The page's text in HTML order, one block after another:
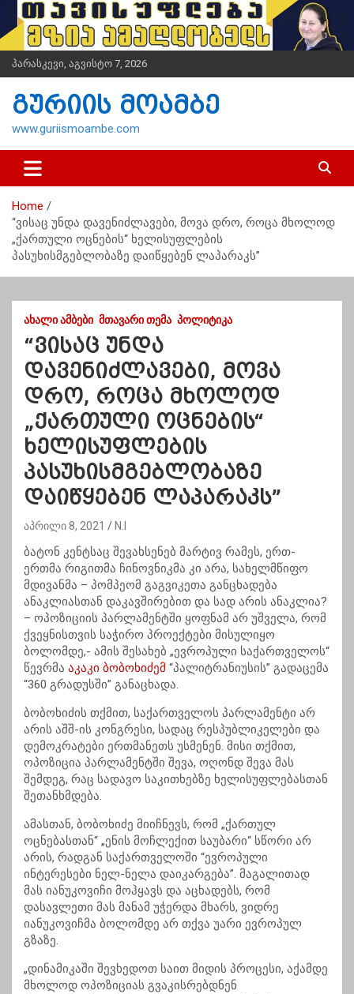
i
t
n
პარასკევი, აგვისტო 7, 2026
გურიის მოამბე
www.guriismoambe.com
Home
“ვისაც უნდა დავენიძლავები, მოვა დრო, როცა მხოლოდ
„ქართული ოცნების“ ხელისუფლების
პასუხისმგებლობაზე დაიწყებენ ლაპარაკს”
ᲐᲮᲐᲚᲘ ᲐᲛᲑᲔᲑᲘ ᲛᲗᲐᲕᲐᲠᲘ ᲗᲔᲛᲐ ᲞᲝᲚᲘᲢᲘᲙᲐ
“ვისაც უნდა
დავენიძლავები, მოვა
დრო, როცა მხოლოდ
„ქართული ოცნების“
ხელისუფლების
პასუხისმგებლობაზე
დაიწყებენ ლაპარაკს”
აპრილი 8, 2021 N.I
ბატონ კენტსაც შევახსენებ მარტივ რამეს, ერთ-
ერთმა რიგითმა ჩინოვნიკმა კი არა, სახელმწიფო
მდივანმა – პომპეომ გაგვიკეთა განცხადება
ანაკლიასთან დაკავშირებით და სად არის ანაკლია?
– ოპოზიციის პარლამენტში ყოფნამ არ უშველა, რომ
ქვეყნისთვის საჭირო პროექტები მისულიყო
ბოლომდე,- ამის შესახებ „ევროპული საქართველოს“
წევრმა აკაკი ბობოხიძემ “პალიტრანიუსის” გადაცემა
“360 გრადუსში” განაცხადა.
ბობოხიძის თქმით, საქართველოს პარლამენტი არ
არის აშშ-ის კონგრესი, სადაც რესპუბლიკელები და
დემოკრატები ერთმანეთს უსმენენ. მისი თქმით,
ოპოზიცია პარლამენტში შევა, ოღონდ შევა მას
შემდეგ, რაც სადავო საკითხებზე ხელისუფლებასთან
შეთანხმდება.
ამასთან, ბობოხიძე მიიჩნევს, რომ „ქართულ
ოცნებასთან“ „ენის მოჩლექით საუბარი“ სწორი არ
არის, რადგან საქართველოში “ევროპული
ინტერესები ნელ-ნელა დაიკარგება”. მაგალითად
მას იანუკოვიჩი მოჰყავს და აცხადებს, რომ
დასავლეთი მას მანამ უჭერდა მხარს, ვიდრე
იანუკოვიჩმა ბოლომდე არ თქვა უარი ევროპულ
გზაზე.
„დინამიკაში შევხედოთ საით მიდის პროცესი, აქამდე
მხოლოდ ოპოზიციას გვაკისრებდნენ